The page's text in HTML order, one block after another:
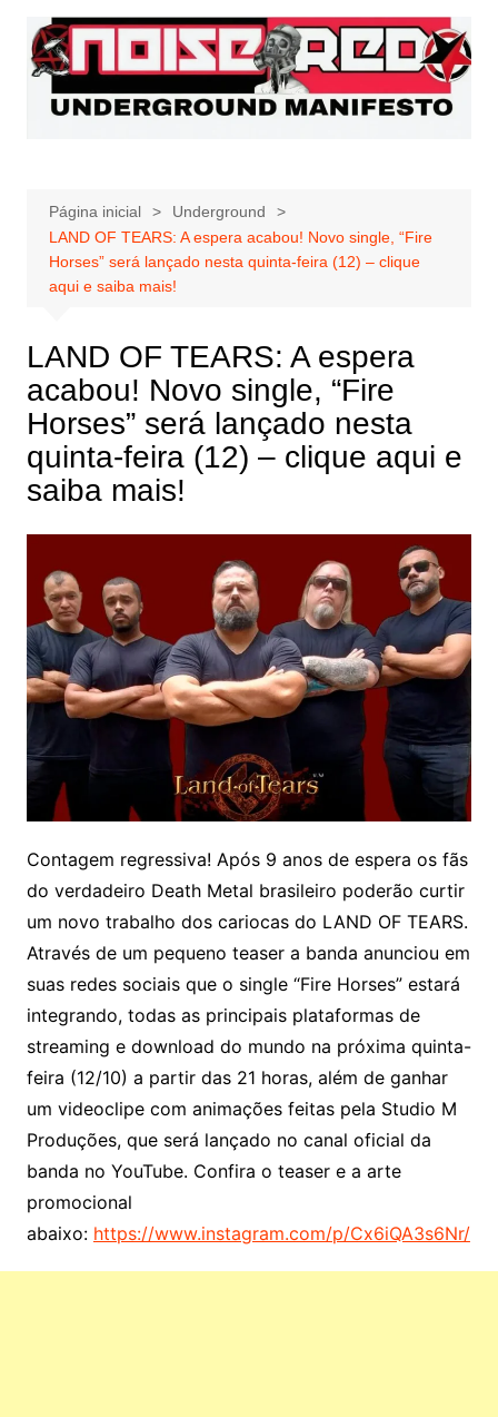
para
conteúdo
Página inicial
Underground
LAND OF TEARS: A espera acabou! Novo single, “Fire
Horses” será lançado nesta quinta-feira (12) – clique
aqui e saiba mais!
LAND OF TEARS: A espera
acabou! Novo single, “Fire
Horses” será lançado nesta
quinta-feira (12) – clique aqui e
saiba mais!
Contagem regressiva! Após 9 anos de espera os fãs
do verdadeiro Death Metal brasileiro poderão curtir
um novo trabalho dos cariocas do LAND OF TEARS.
Através de um pequeno teaser a banda anunciou em
suas redes sociais que o single “Fire Horses” estará
integrando, todas as principais plataformas de
streaming e download do mundo na próxima quinta-
feira (12/10) a partir das 21 horas, além de ganhar
um videoclipe com animações feitas pela Studio M
Produções, que será lançado no canal oficial da
banda no YouTube. Confira o teaser e a arte
promocional
abaixo: https://www.instagram.com/p/Cx6iQA3s6Nr/